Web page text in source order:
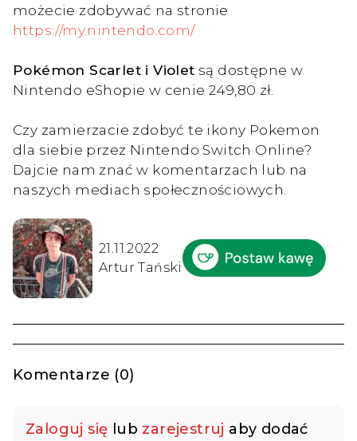
możecie zdobywać na stronie
https://my.nintendo.com/
Pokémon Scarlet i Violet są dostępne w
Nintendo eShopie w cenie 249,80 zł.
Czy zamierzacie zdobyć te ikony Pokemon
dla siebie przez Nintendo Switch Online?
Dajcie nam znać w komentarzach lub na
naszych mediach społecznościowych.
21.11.2022
Artur Tański
Komentarze (0)
Zaloguj się lub zarejestruj aby dodać